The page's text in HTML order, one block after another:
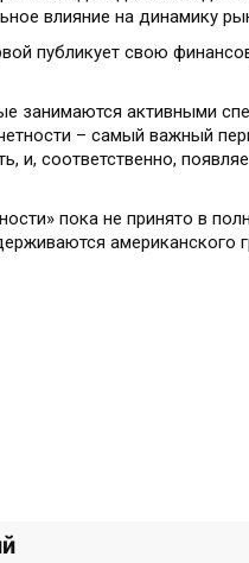
влияние на динамику
публикует свою
занимаются активными
– самый важный
и, соответственно,
пока не принято в
американского